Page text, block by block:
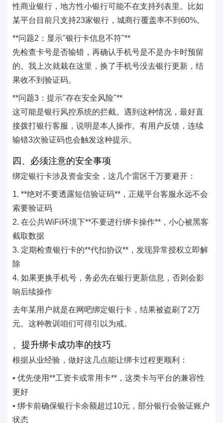
性商业银行，地方性小银行可能不在支持列表里。比如
某平台目前只支持23家银行，城商行覆盖率不到60%。
‌**问题2：显示"银行卡信息不符"**‌
先检查卡号是否输错，再确认手机号是不是办卡时预留
的。我上次就栽在这里，换了手机号没去银行更新，结
果收不到验证码。
‌**问题3：提示"存在安全风险"**‌
这可能是银行风控系统的拦截。遇到这种情况，最好直
接拨打银行客服，说明是本人操作。有用户反馈，连续
输错3次验证码也会触发这种提示。
四、必须注意的安全事项
绑定银行卡涉及资金安全，这几个雷区千万要避开：
1. ‌**绝对不要透露短信验证码**‌，正规平台客服永远不会
索要验证码
2. 在公共WiFi环境下‌**不要进行绑卡操作**‌，小心被黑客
截取数据
3. 定期检查银行卡的‌**代扣协议**‌，发现异常授权立即解
除
4. 如果更换手机号，务必先在银行更新信息，否则会影
响后续操作
去年某用户就是在网吧绑定银行卡，结果被盗刷了2万
元。这种教训咱们可得引以为戒。
、提升绑卡成功率的技巧
根据从业经验，做好这几点能让绑卡过程更顺利：
• 优先使用‌**工资卡或常用卡**‌，这类卡与平台的兼容性
更好
• 绑卡前确保银行卡余额超过10元，部分银行会验证账户
状态